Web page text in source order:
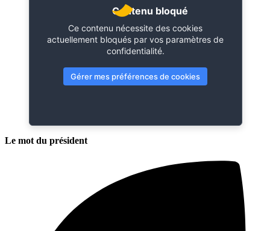
Contenu bloqué
Ce contenu nécessite des cookies
actuellement bloqués par vos paramètres de
confidentialité.
Gérer mes préférences de cookies
Le mot du président